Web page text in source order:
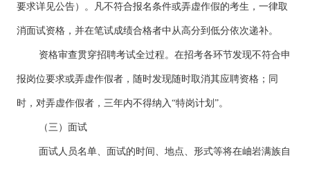
要求详见公告）。凡不符合报名条件或弄虚作假的考生，一律取
消面试资格，并在笔试成绩合格者中从高分到低分依次递补。
资格审查贯穿招聘考试全过程。在招考各环节发现不符合申
报岗位要求或弄虚作假者，随时发现随时取消其应聘资格；同
时，对弄虚作假者，三年内不得纳入“特岗计划”。
（三）面试
面试人员名单、面试的时间、地点、形式等将在岫岩满族自